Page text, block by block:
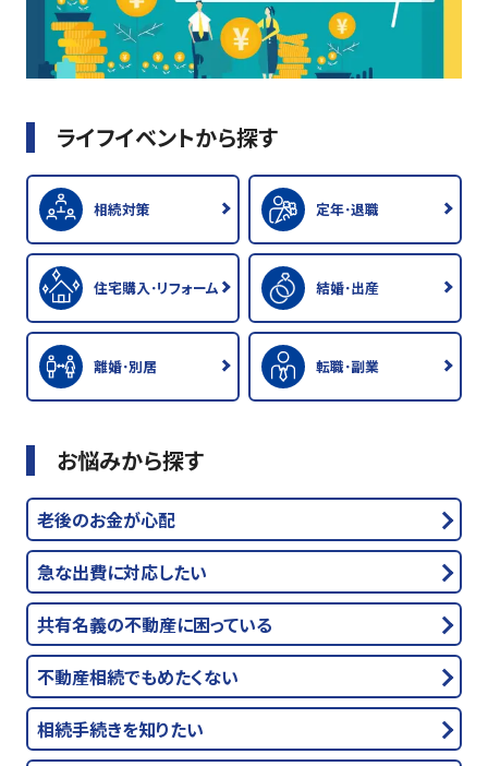
ライフイベントから探す
相続対策 定年･退職
住宅購入･リフォーム 結婚･出産
離婚･別居 転職･副業
お悩みから探す
老後のお金が心配
急な出費に対応したい
共有名義の不動産に困っている
不動産相続でもめたくない
相続手続きを知りたい